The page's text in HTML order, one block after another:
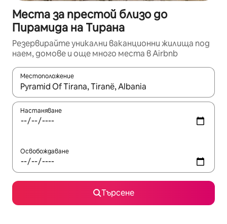
Места за престой близо до
Пирамида на Тирана
Резервирайте уникални ваканционни жилища под
наем, домове и още много места в Airbnb
Местоположение
Когато резултатите се покажат, използвайте
Настаняване
Освобождаване
Търсене